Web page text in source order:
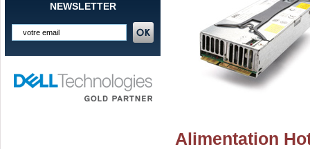
NEWSLETTER
Alimentation